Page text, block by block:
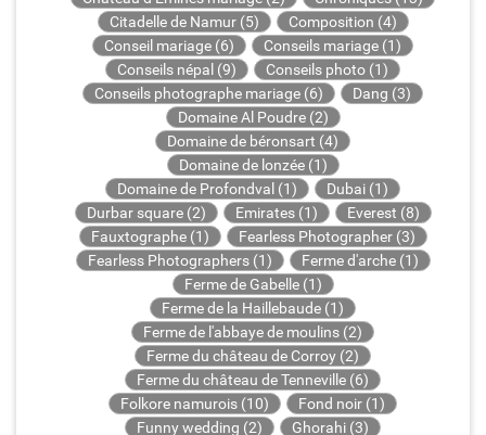
Citadelle de Namur (5)
Composition (4)
Conseil mariage (6)
Conseils mariage (1)
Conseils népal (9)
Conseils photo (1)
Conseils photographe mariage (6)
Dang (3)
Domaine Al Poudre (2)
Domaine de béronsart (4)
Domaine de lonzée (1)
Domaine de Profondval (1)
Dubai (1)
Durbar square (2)
Emirates (1)
Everest (8)
Fauxtographe (1)
Fearless Photographer (3)
Fearless Photographers (1)
Ferme d'arche (1)
Ferme de Gabelle (1)
Ferme de la Haillebaude (1)
Ferme de l'abbaye de moulins (2)
Ferme du château de Corroy (2)
Ferme du château de Tenneville (6)
Folkore namurois (10)
Fond noir (1)
Funny wedding (2)
Ghorahi (3)